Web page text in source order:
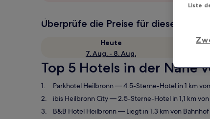
Überprüfe die Preise für diese Daten
Heute
7. Aug. - 8. Aug.
Top 5 Hotels in der Nähe
Parkhotel Heilbronn— 4.5-Sterne-Hotel in 1 km
ibis Heilbronn City— 2.5-Sterne-Hotel in 1,1 km
B&B Hotel Heilbronn— Liegt in 1,3 km von
Liste